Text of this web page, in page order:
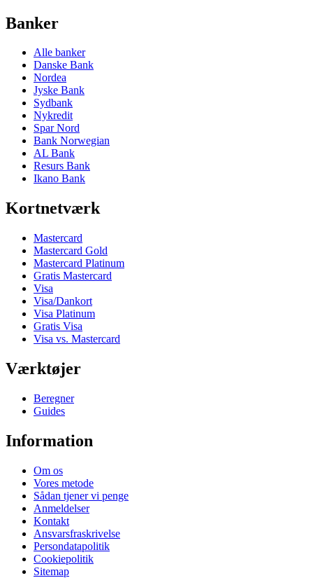
Banker
Alle banker
Danske Bank
Nordea
Jyske Bank
Sydbank
Nykredit
Spar Nord
Bank Norwegian
AL Bank
Resurs Bank
Ikano Bank
Kortnetværk
Mastercard
Mastercard Gold
Mastercard Platinum
Gratis Mastercard
Visa
Visa/Dankort
Visa Platinum
Gratis Visa
Visa vs. Mastercard
Værktøjer
Beregner
Guides
Information
Om os
Vores metode
Sådan tjener vi penge
Anmeldelser
Kontakt
Ansvarsfraskrivelse
Persondatapolitik
Cookiepolitik
Sitemap